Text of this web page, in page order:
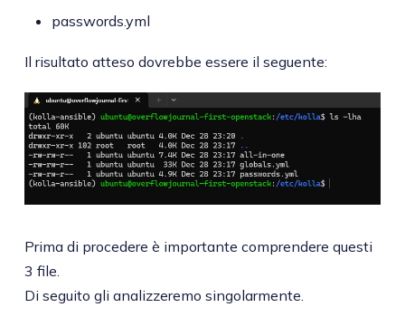
passwords.yml
Il risultato atteso dovrebbe essere il seguente:
Prima di procedere è importante comprendere questi
3 file.
Di seguito gli analizzeremo singolarmente.